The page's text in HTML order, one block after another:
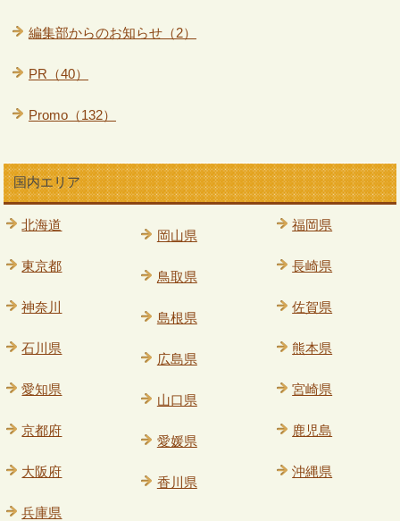
編集部からのお知らせ（2）
PR（40）
Promo（132）
国内エリア
北海道
東京都
神奈川
石川県
愛知県
京都府
大阪府
兵庫県
岡山県
鳥取県
島根県
広島県
山口県
愛媛県
香川県
福岡県
長崎県
佐賀県
熊本県
宮崎県
鹿児島
沖縄県